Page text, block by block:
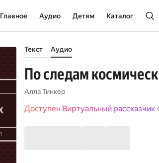
Главное Аудио Детям Каталог
Текст Аудио
По следам
Алла Тинкер
Доступен Виртуальный рассказчик